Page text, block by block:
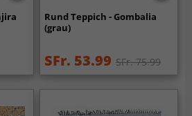
Rund Teppich - Gombalia
(grau)
SFr. 53.99 SFr. 75.99